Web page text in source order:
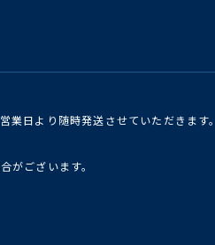
日より随時発送させていただきます。
がございます。